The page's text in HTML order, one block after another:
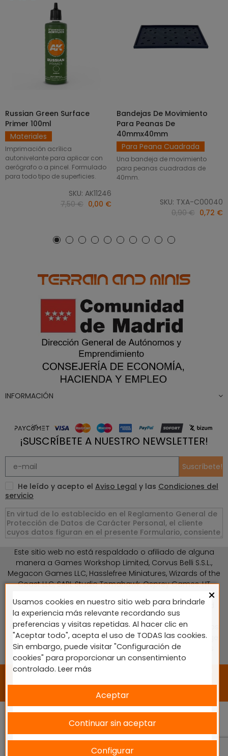
AÑADIR AL CARRITO
Russian Green Surface
Primer 100ml
Materiales
Imprimación acrílica
autonivelante para aplicar con
aerógrafo o a pincel. Formulado
para todo tipo de superficies.
SKU: AK11246
7,50 € 0,00 €
SELECCIONAR OPCIONES
Bandejas De Movimiento
Para Peanas De
40mmx40mm
Para Peana Cuadrada
Una bandeja de movimiento
para peanas cuadradas de
40mm.
SKU: TXA-C00040
0,90 € 0,72 €
INFORMACIÓN
¡SUSCRÍBETE A NUESTRO NEWSLETTER!
Suscríbete!
He leído y acepto el Aviso Legal y las Condiciones del
servicio
Este sitio web no está respaldado o afiliado de alguna
manera a Games Workshop Limited, Corvus Belli S.S.L.,
Megacon Games LLC, Hasslefree Miniatures, Wizards of the
Coast LLC, SARL Studio Tomahawk, Osprey Games, HT
Entertainment, Warlord Games Ltd, The Ninth Age, World
Team Championship, Battlefront Miniatures NZ Ltd, DC
Comics, Knight Models, Three Stones Productos y Diseños
S.L., Paizo Inc, The Lord of the Rings, Wizkids, NECA LLC, Edge
Entertainment Studio SLU, Marvel, Fantasy Flight Games
(FFG), Disney, Lucasfilm Ltd.
2024 © Diseñado y desarrollado por tu equipo Imedia
Comunicación 🚀
×
Usamos cookies en nuestro sitio web para brindarle
la experiencia más relevante recordando sus
preferencias y visitas repetidas. Al hacer clic en
"Aceptar todo", acepta el uso de TODAS las cookies.
Sin embargo, puede visitar "Configuración de
cookies" para proporcionar un consentimiento
controlado. Leer más
Aceptar
Continuar sin aceptar
Configurar